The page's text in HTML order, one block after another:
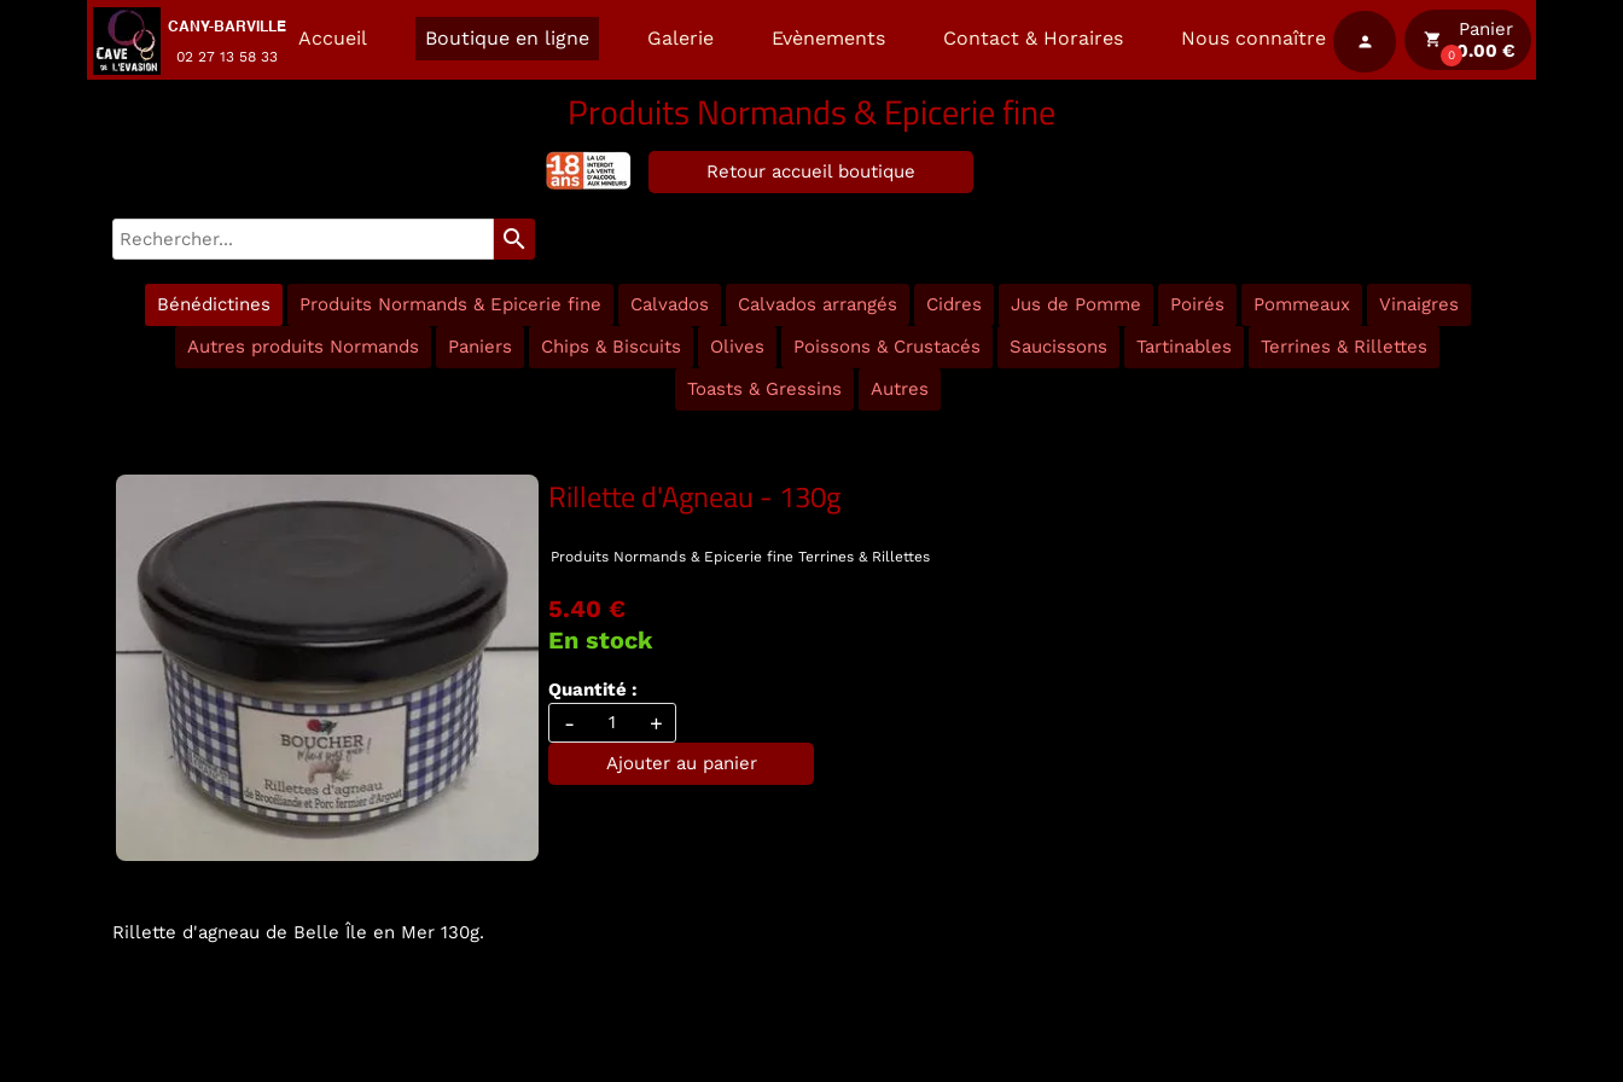
Accueil Boutique en ligne Galerie Evènements Contact & Horaires Nous connaître local_grocery_store
0
Panier
0.00 €
person
CANY-BARVILLE
02 27 13 58 33
Produits Normands & Epicerie fine
Retour accueil boutique
search
Bénédictines Produits Normands & Epicerie fine Calvados Calvados arrangés Cidres Jus de Pomme Poirés Pommeaux
Vinaigres
Autres produits Normands
Paniers Chips & Biscuits Olives Poissons & Crustacés Saucissons Tartinables
Terrines & Rillettes
Toasts & Gressins
Autres
Rillette d'Agneau - 130g
Produits Normands & Epicerie fine Terrines & Rillettes
5.40 €
En stock
Quantité :
- +
Ajouter au panier
Rillette d'agneau de Belle Île en Mer 130g.